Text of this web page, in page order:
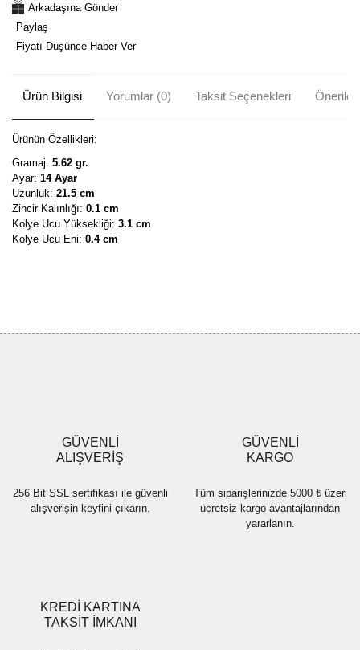
Arkadaşına Gönder
Paylaş
Fiyatı Düşünce Haber Ver
Ürün Bilgisi Yorumlar (0) Taksit Seçenekleri
Ürünün Özellikleri:
Gramaj: 5.62 gr.
Ayar: 14 Ayar
Uzunluk: 21.5 cm
Zincir Kalınlığı: 0.1 cm
Kolye Ucu Yüksekliği: 3.1 cm
Kolye Ucu Eni: 0.4 cm
Ürün fiyatı diğer sitelerden daha pahalı.
Bu ürüne benzer farklı alternatifler olmalı.
GÜVENLİ
ALIŞVERİŞ
256 Bit SSL sertifikası ile güvenli
alışverişin keyfini çıkarın.
GÜVENLİ
KARGO
Tüm siparişlerinizde 5000 ₺ üzeri
ücretsiz kargo avantajlarından
yararlanın.
KREDİ KARTINA
TAKSİT İMKANI